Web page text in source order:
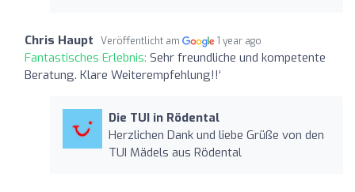
Chris Haupt Veröffentlicht am 1 year ago
Fantastisches Erlebnis: Sehr freundliche und kompetente
Beratung. Klare Weiterempfehlung!!‘
Die TUI in Rödental
Herzlichen Dank und liebe Grüße von den
TUI Mädels aus Rödental